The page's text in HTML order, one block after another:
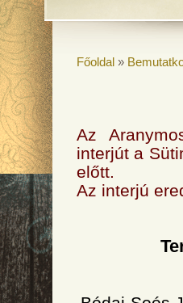
Főoldal »
Az
interjút a
előtt.
Az interjú